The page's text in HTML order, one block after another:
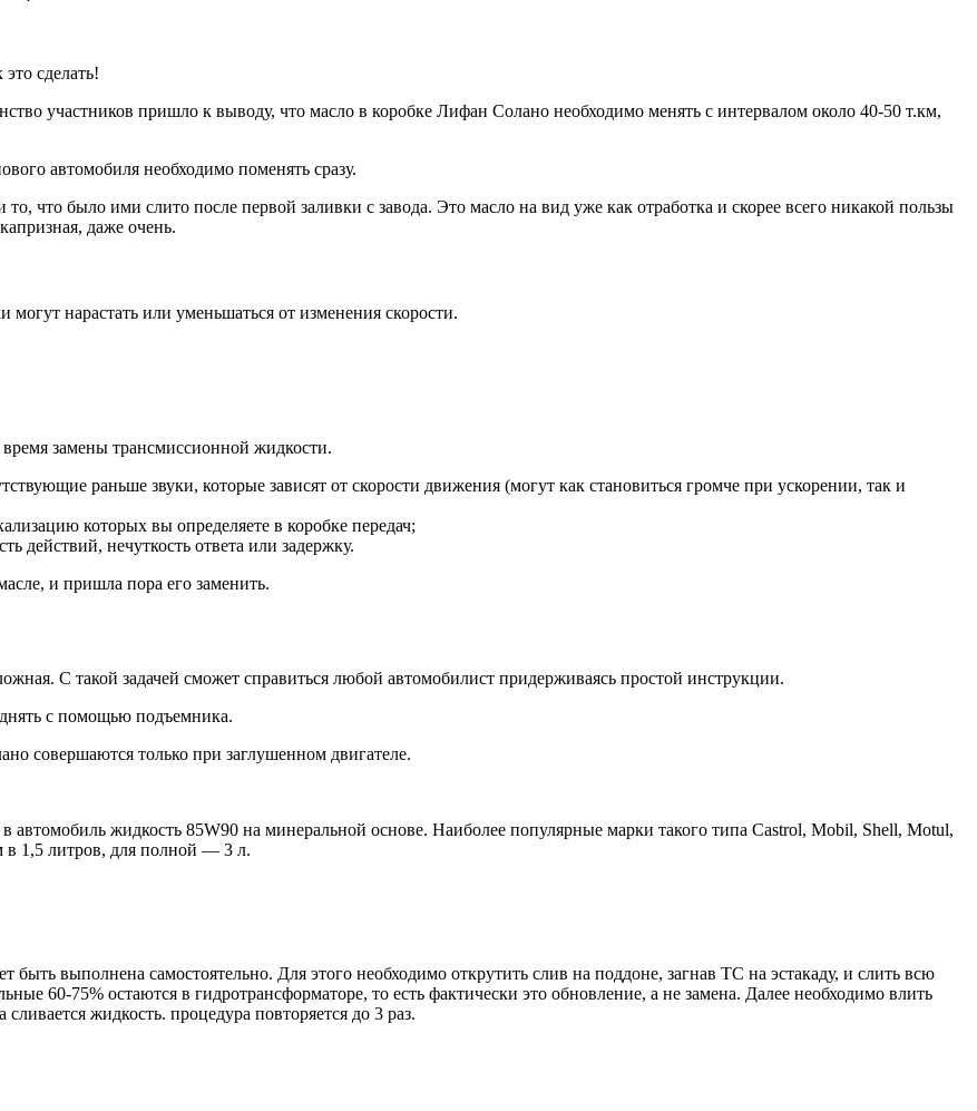
сделать!
участников пришло к выводу, что масло в коробке Лифан Солано необходимо менять с интервалом около 40-50 т.км,
автомобиля необходимо поменять сразу.
что было ими слито после первой заливки с завода. Это масло на вид уже как отработка и скорее всего никакой пользы
даже очень.
нарастать или уменьшаться от изменения скорости.
замены трансмиссионной жидкости.
раньше звуки, которые зависят от скорости движения (могут как становиться громче при ускорении, так и
которых вы определяете в коробке передач;
действий, нечуткость ответа или задержку.
и пришла пора его заменить.
С такой задачей сможет справиться любой автомобилист придерживаясь простой инструкции.
с помощью подъемника.
совершаются только при заглушенном двигателе.
жидкость 85W90 на минеральной основе. Наиболее популярные марки такого типа Castrol, Mobil, Shell, Motul,
в 1,5 литров, для полной — 3 л.
выполнена самостоятельно. Для этого необходимо открутить слив на поддоне, загнав ТС на эстакаду, и слить всю
60-75% остаются в гидротрансформаторе, то есть фактически это обновление, а не замена. Далее необходимо влить
жидкость. процедура повторяется до 3 раз.